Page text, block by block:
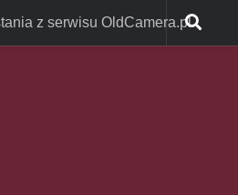
z serwisu OldCamera.pl